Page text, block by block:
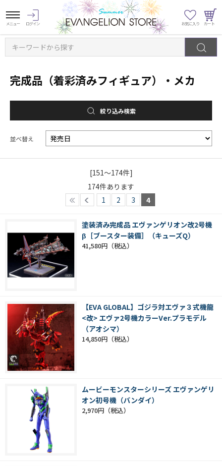
キーワードから探す
完成品（着彩済みフィギュア）・メカ
絞り込み検索
並べ替え
[151～174件]
174件あります
1
2 3 4
塗装済み完成品 エヴァンゲリオン改2号機
β［ブースター装備］（キューズQ）
41,580円
【EVA GLOBAL】ゴジラ対エヴァ３式機龍
<改> エヴァ2号機カラーVer.プラモデル
（アオシマ）
14,850円
ムービーモンスターシリーズ エヴァンゲリ
オン初号機（バンダイ）
2,970円